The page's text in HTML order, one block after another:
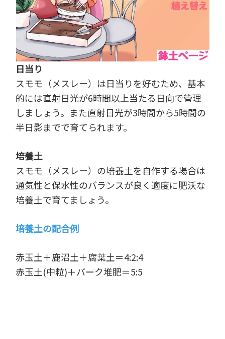
日当り
スモモ（メスレー）は日当りを好むため、基本
的には直射日光が6時間以上当たる日向で管理
しましょう。また直射日光が3時間から5時間の
半日影までで育てられます。
培養土
スモモ（メスレー）の培養土を自作する場合は
通気性と保水性のバランスが良く適度に肥沃な
培養土で育てましょう。
培養土の配合例
赤玉土＋鹿沼土＋腐葉土＝4:2:4
赤玉土(中粒)＋バーク堆肥＝5:5